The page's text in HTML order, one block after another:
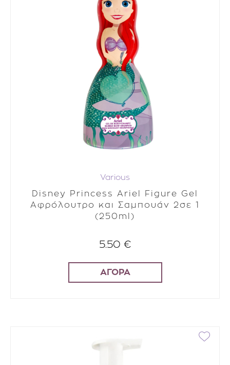
Various
Disney Princess Ariel Figure Gel
Αφρόλουτρο και Σαμπουάν 2σε 1
(250ml)
5.50 €
ΑΓΟΡΑ